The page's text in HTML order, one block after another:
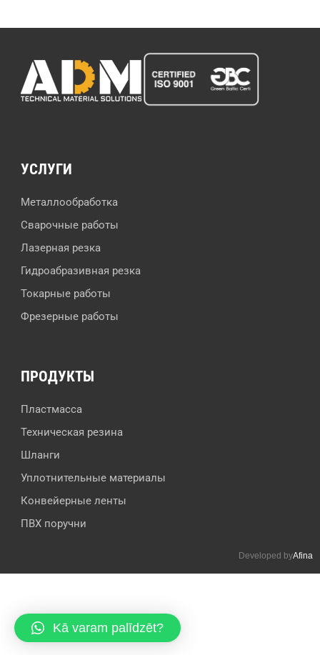
УСЛУГИ
Металлообработка
Сварочные работы
Лазерная резка
Гидроабразивная резка
Токарные работы
Фрезерные работы
ПРОДУКТЫ
Пластмасса
Техническая резина
Шланги
Уплотнительные материалы
Конвейерные ленты
ПВХ поручни
Developed byAfina
Kā varam palīdzēt?